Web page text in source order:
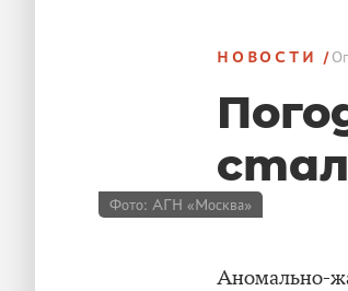
НОВОСТИ
Фото: АГН «Москва»
Аномально-